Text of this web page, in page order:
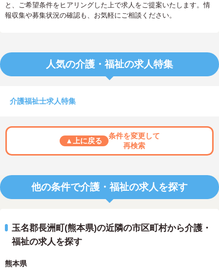
と、ご希望条件をヒアリングした上で求人をご提案いたします。情
報収集や募集状況の確認も、お気軽にご相談ください。
人気の介護・福祉の求人特集
介護福祉士求人特集
▲上に戻る
条件を変更して
再検索
他の条件で介護・福祉の求人を探す
玉名郡長洲町(熊本県)の近隣の市区町村から介護・
福祉の求人を探す
熊本県